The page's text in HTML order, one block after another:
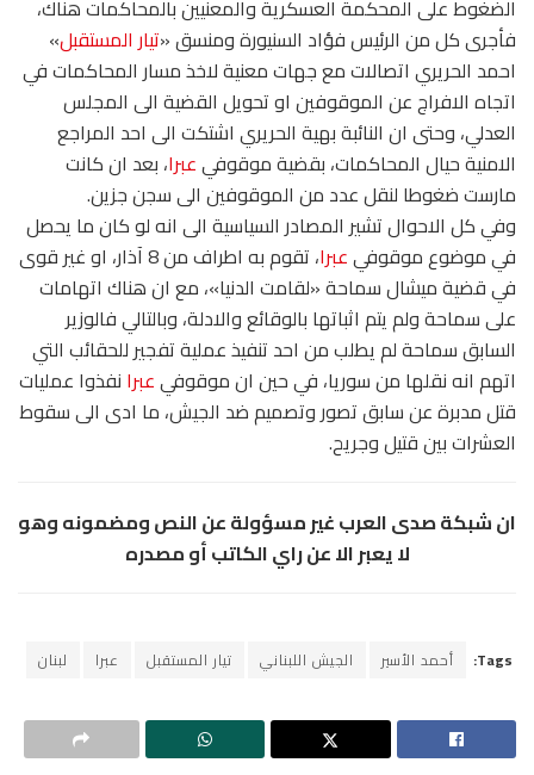
الضغوط على المحكمة العسكرية والمعنيين بالمحاكمات هناك،
فأجرى كل من الرئيس فؤاد السنيورة ومنسق «تيار المستقبل»
احمد الحريري اتصالات مع جهات معنية لاخذ مسار المحاكمات في
اتجاه الافراج عن الموقوفين او تحويل القضية الى المجلس
العدلي، وحتى ان النائبة بهية الحريري اشتكت الى احد المراجع
الامنية حيال المحاكمات، بقضية موقوفيعبرا، بعد ان كانت
مارست ضغوطا لنقل عدد من الموقوفين الى سجن جزين.
وفي كل الاحوال تشير المصادر السياسية الى انه لو كان ما يحصل
في موضوع موقوفيعبرا
، تقوم به اطراف من 8 آذار، او غير قوى
في قضية ميشال سماحة «لقامت الدنيا»، مع ان هناك اتهامات
على سماحة ولم يتم اثباتها بالوقائع والادلة، وبالتالي فالوزير
السابق سماحة لم يطلب من احد تنفيذ عملية تفجير للحقائب التي
اتهم انه نقلها من سوريا، في حين ان موقوفيعبرا نفذوا عمليات
قتل مدبرة عن سابق تصور وتصميم ضد الجيش، ما ادى الى سقوط
العشرات بين قتيل وجريح.
ان شبكة صدى العرب غير مسؤولة عن النص ومضمونه وهو
لا يعبر الا عن راي الكاتب أو مصدره
Tags: أحمد الأسير الجيش اللبناني تيار المستقبل عبرا لبنان